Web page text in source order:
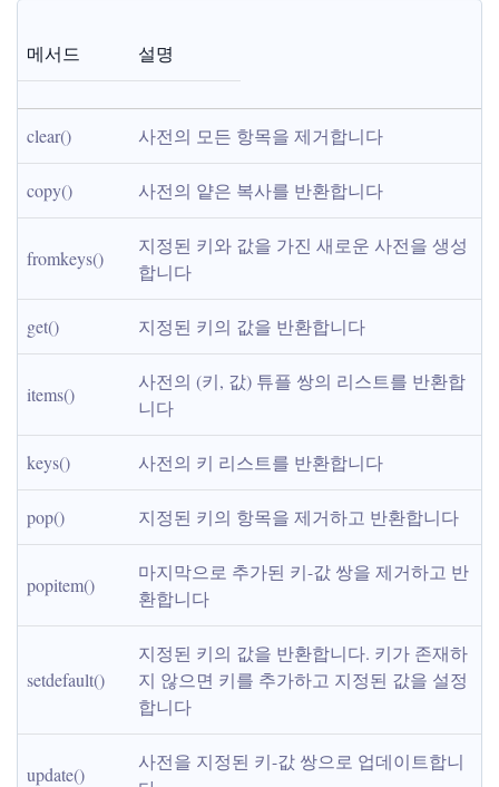
메서드 설명
clear() 사전의 모든 항목을 제거합니다
copy() 사전의 얕은 복사를 반환합니다
fromkeys()
지정된 키와 값을 가진 새로운 사전을 생성
합니다
get() 지정된 키의 값을 반환합니다
items()
사전의 (키, 값) 튜플 쌍의 리스트를 반환합
니다
keys() 사전의 키 리스트를 반환합니다
pop() 지정된 키의 항목을 제거하고 반환합니다
popitem()
마지막으로 추가된 키-값 쌍을 제거하고 반
환합니다
setdefault()
지정된 키의 값을 반환합니다. 키가 존재하
지 않으면 키를 추가하고 지정된 값을 설정
합니다
update()
사전을 지정된 키-값 쌍으로 업데이트합니